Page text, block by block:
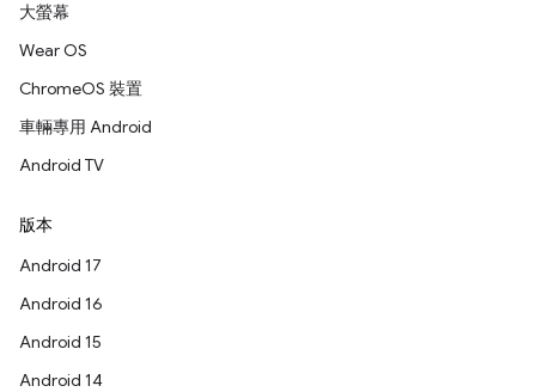
大螢幕
Wear OS
ChromeOS 裝置
車輛專用 Android
Android TV
版本
Android 17
Android 16
Android 15
Android 14